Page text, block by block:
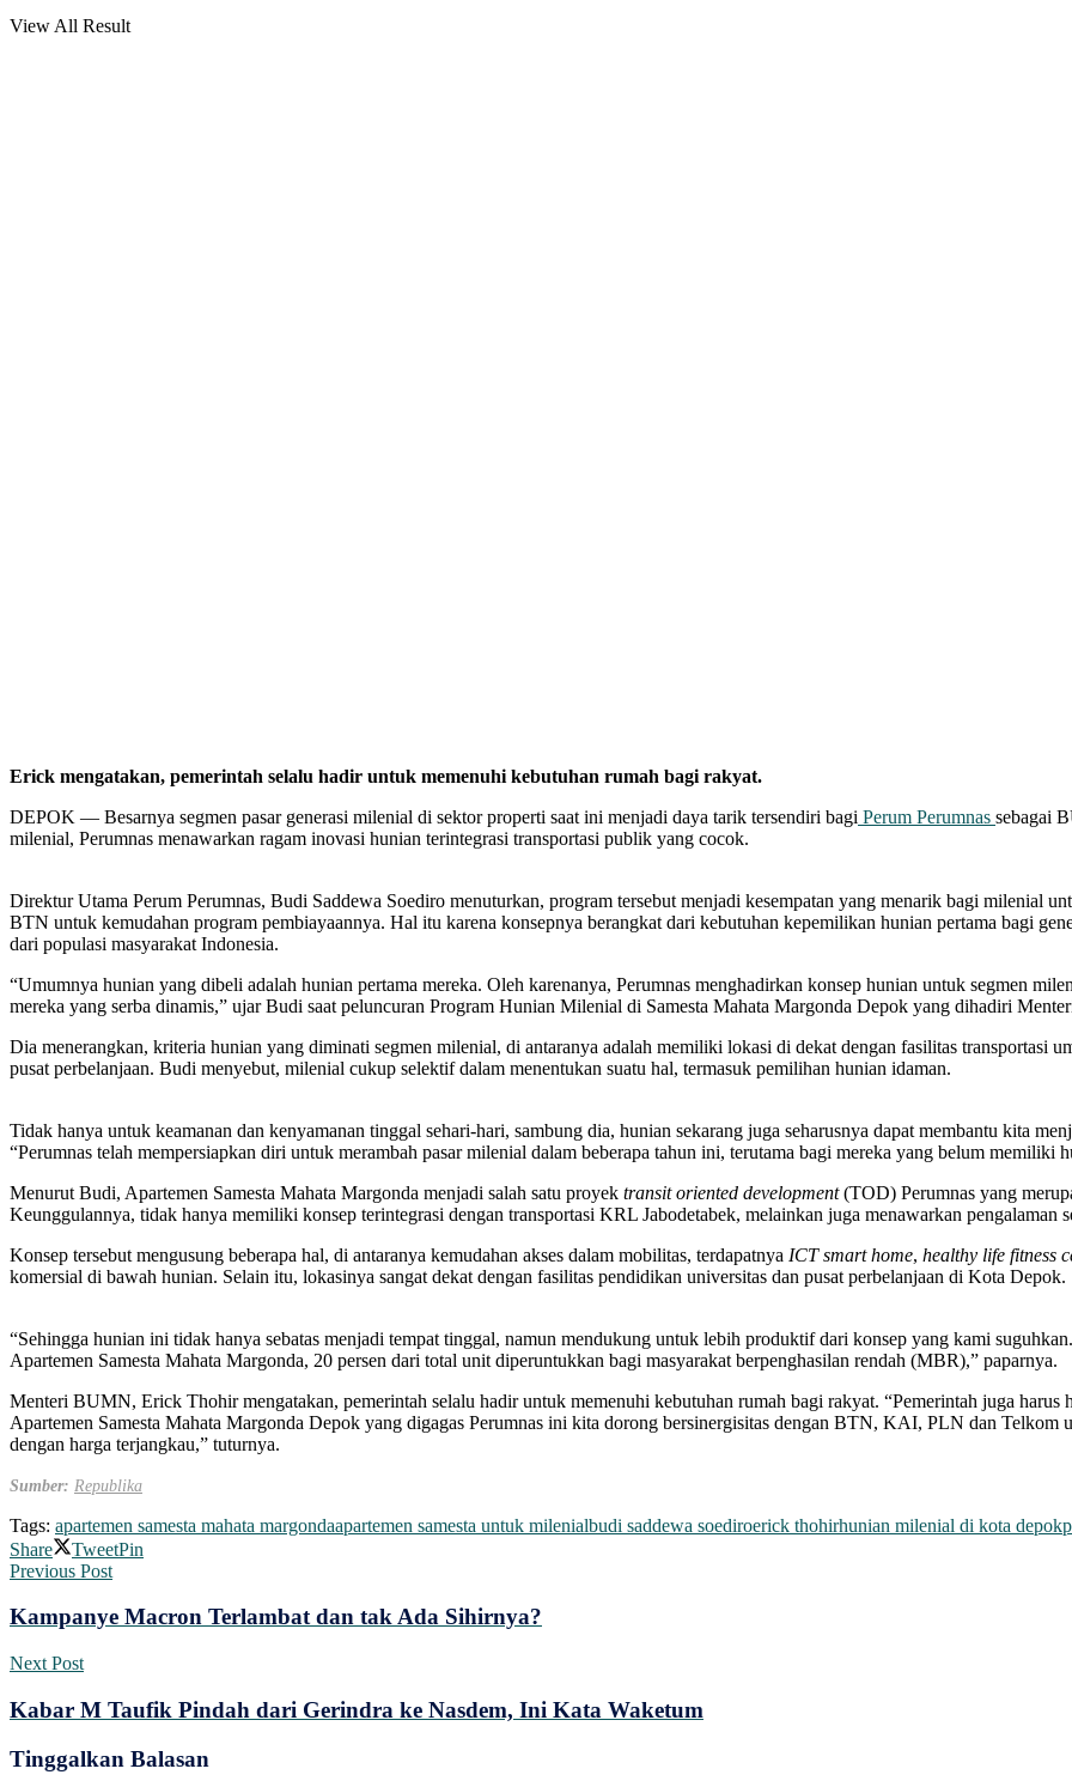
View All Result
Erick mengatakan, pemerintah selalu hadir untuk memenuhi kebutuhan rumah bagi rakyat.
DEPOK — Besarnya segmen pasar generasi milenial di sektor properti saat ini menjadi daya tarik tersendiri bagi Perum Perumnas sebagai
milenial, Perumnas menawarkan ragam inovasi hunian terintegrasi transportasi publik yang cocok.
Direktur Utama Perum Perumnas, Budi Saddewa Soediro menuturkan, program tersebut menjadi kesempatan yang menarik bagi milenial
BTN untuk kemudahan program pembiayaannya. Hal itu karena konsepnya berangkat dari kebutuhan kepemilikan hunian pertama bagi
dari populasi masyarakat Indonesia.
“Umumnya hunian yang dibeli adalah hunian pertama mereka. Oleh karenanya, Perumnas menghadirkan konsep hunian untuk segmen
mereka yang serba dinamis,” ujar Budi saat peluncuran Program Hunian Milenial di Samesta Mahata Margonda Depok yang dihadiri
Dia menerangkan, kriteria hunian yang diminati segmen milenial, di antaranya adalah memiliki lokasi di dekat dengan fasilitas transportasi
pusat perbelanjaan. Budi menyebut, milenial cukup selektif dalam menentukan suatu hal, termasuk pemilihan hunian idaman.
Tidak hanya untuk keamanan dan kenyamanan tinggal sehari-hari, sambung dia, hunian sekarang juga seharusnya dapat membantu kita
“Perumnas telah mempersiapkan diri untuk merambah pasar milenial dalam beberapa tahun ini, terutama bagi mereka yang belum memiliki
Menurut Budi, Apartemen Samesta Mahata Margonda menjadi salah satu proyek transit oriented development(TOD) Perumnas yang
Keunggulannya, tidak hanya memiliki konsep terintegrasi dengan transportasi KRL Jabodetabek, melainkan juga menawarkan pengalaman
Konsep tersebut mengusung beberapa hal, di antaranya kemudahan akses dalam mobilitas, terdapatnya ICT smart home, healthy life fitness
komersial di bawah hunian. Selain itu, lokasinya sangat dekat dengan fasilitas pendidikan universitas dan pusat perbelanjaan di Kota Depok.
“Sehingga hunian ini tidak hanya sebatas menjadi tempat tinggal, namun mendukung untuk lebih produktif dari konsep yang kami
Apartemen Samesta Mahata Margonda, 20 persen dari total unit diperuntukkan bagi masyarakat berpenghasilan rendah (MBR),” paparnya.
Menteri BUMN, Erick Thohir mengatakan, pemerintah selalu hadir untuk memenuhi kebutuhan rumah bagi rakyat. “Pemerintah juga
Apartemen Samesta Mahata Margonda Depok yang digagas Perumnas ini kita dorong bersinergisitas dengan BTN, KAI, PLN dan
dengan harga terjangkau,” tuturnya.
Sumber: Republika
Tags: apartemen samesta mahata margondaapartemen samesta untuk milenialbudi saddewa soediroerick thohirhunian milenial di kota depok
Share
TweetPin
Previous Post
Kampanye Macron Terlambat dan tak Ada Sihirnya?
Next Post
Kabar M Taufik Pindah dari Gerindra ke Nasdem, Ini Kata Waketum
Tinggalkan Balasan